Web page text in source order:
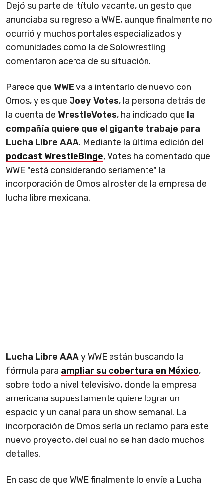
Dejó su parte del título vacante, un gesto que
anunciaba su regreso a WWE, aunque finalmente no
ocurrió y muchos portales especializados y
comunidades como la de Solowrestling
comentaron acerca de su situación.
Parece que WWE va a intentarlo de nuevo con
Omos, y es que Joey Votes, la persona detrás de
la cuenta de WrestleVotes, ha indicado que la
compañía quiere que el gigante trabaje para
Lucha Libre AAA. Mediante la última edición del
podcast WrestleBinge, Votes ha comentado que
WWE "está considerando seriamente" la
incorporación de Omos al roster de la empresa de
lucha libre mexicana.
Lucha Libre AAAy WWE están buscando la
fórmula para ampliar su cobertura en México,
sobre todo a nivel televisivo, donde la empresa
americana supuestamente quiere lograr un
espacio y un canal para un show semanal. La
incorporación de Omos sería un reclamo para este
nuevo proyecto, del cual no se han dado muchos
detalles.
En caso de que WWE finalmente lo envíe a Lucha